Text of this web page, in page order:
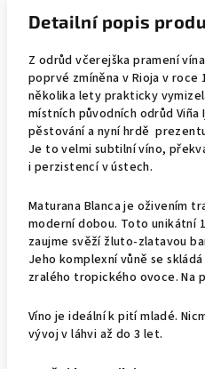
Detailní popis
Z odrůd včerejška pramení
poprvé zmíněna v Rioja v roce
několika lety prakticky
místních původních odrůd
pěstování a nyní hrdě
Je to velmi subtilní víno,
i perzistencí v ústech.
Maturana Blanca je oživením
moderní dobou. Toto unikátní
zaujme svěží žluto-zlatavou
Jeho komplexní vůně se
zralého tropického ovoce. Na
Víno je ideální k pití mladé.
vývoj v láhvi až do 3 let.